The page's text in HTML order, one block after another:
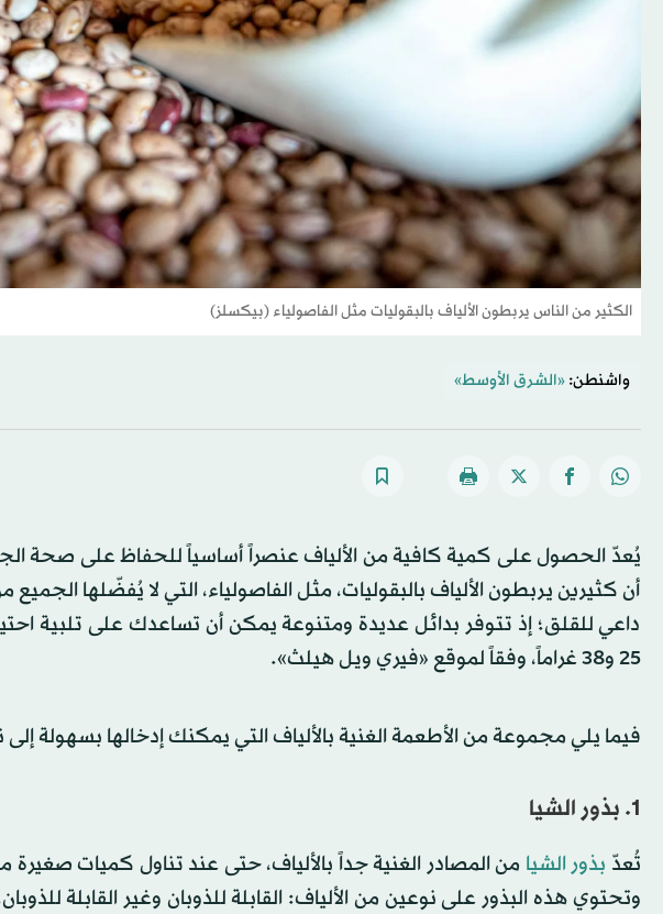
الكثير من الناس يربطون الألياف بالبقوليات مثل الفاصولياء (بيكسلز)
واشنطن: «الشرق الأوسط»
يُعدّ الحصول على كمية كافية من الألياف عنصراً أساسياً للحفاظ على صحة
أن كثيرين يربطون الألياف بالبقوليات، مثل الفاصولياء، التي لا يُفضّلها
داعي للقلق؛ إذ تتوفر بدائل عديدة ومتنوعة يمكن أن تساعدك على تلبية
25 و38 غراماً، وفقاً لموقع «فيري ويل هيلث».
فيما يلي مجموعة من الأطعمة الغنية بالألياف التي يمكنك إدخالها بسهولة
1. بذور الشيا
تُعدّ بذور الشيا من المصادر الغنية جداً بالألياف، حتى عند تناول كميات صغيرة
وتحتوي هذه البذور على نوعين من الألياف: القابلة للذوبان وغير القابلة